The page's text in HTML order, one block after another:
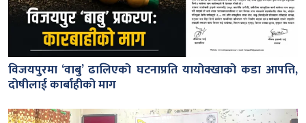
विजयपुरमा ‘वाबु’ ढालिएको घटनाप्रति यायोक्खाको कडा आपत्ति,
दोषीलाई कार्बाहीको माग